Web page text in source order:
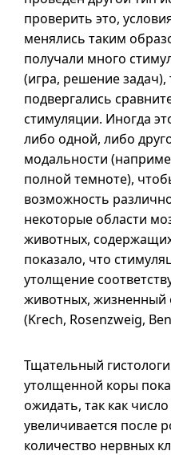
проверить это,
менялись таким
получали много
(игра, решение задач),
подвергались
стимуляции. Иногда
либо одной, либо
модальности
полной темноте),
возможность
некоторые области
животных,
показало, что
утолщение
животных, жизненный
(Krech, Rosenzweig,
Тщательный
утолщенной коры
ожидать, так как
увеличивается после
количество нервных